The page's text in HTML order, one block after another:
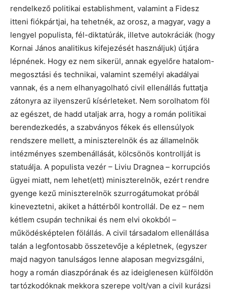
rendelkező politikai establishment, valamint a Fidesz
itteni fiókpártjai, ha tehetnék, az orosz, a magyar, vagy a
lengyel populista, fél-diktatúrák, illetve autokráciák (hogy
Kornai János analitikus kifejezését használjuk) útjára
lépnének. Hogy ez nem sikerül, annak egyelőre hatalom-
megosztási és technikai, valamint személyi akadályai
vannak, és a nem elhanyagolható civil ellenállás futtatja
zátonyra az ilyenszerű kísérleteket. Nem sorolhatom föl
az egészet, de hadd utaljak arra, hogy a román politikai
berendezkedés, a szabványos fékek és ellensúlyok
rendszere mellett, a miniszterelnök és az államelnök
intézményes szembenállását, kölcsönös kontrollját is
statuálja. A populista vezér – Liviu Dragnea – korrupciós
ügyei miatt, nem lehet(ett) miniszterelnök, ezért rendre
gyenge kezű miniszterelnök szurrogátumokat próbál
kineveztetni, akiket a háttérből kontrollál. De ez – nem
kétlem csupán technikai és nem elvi okokból –
működésképtelen fölállás. A civil társadalom ellenállása
talán a legfontosabb összetevője a képletnek, (egyszer
majd nagyon tanulságos lenne alaposan megvizsgálni,
hogy a román diaszpórának és az ideiglenesen külföldön
tartózkodóknak mekkora szerepe volt/van a civil kurázsi